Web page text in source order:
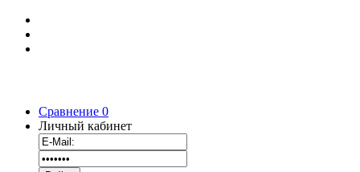
Сравнение 0
Личный кабинет